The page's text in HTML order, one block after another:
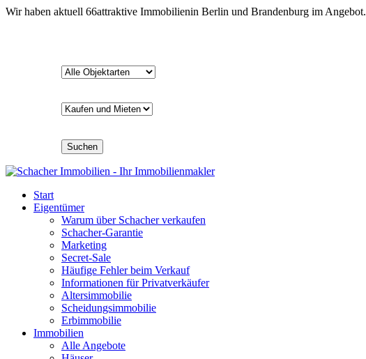
Wir haben aktuell 66attraktive Immobilienin Berlin und Brandenburg im Angebot.
Suchen
Start
Eigentümer
Warum über Schacher verkaufen
Schacher-Garantie
Marketing
Secret-Sale
Häufige Fehler beim Verkauf
Informationen für Privatverkäufer
Altersimmobilie
Scheidungsimmobilie
Erbimmobilie
Immobilien
Alle Angebote